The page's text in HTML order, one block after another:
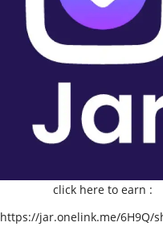
click here to earn :
https://jar.onelink.me/6H9Q/